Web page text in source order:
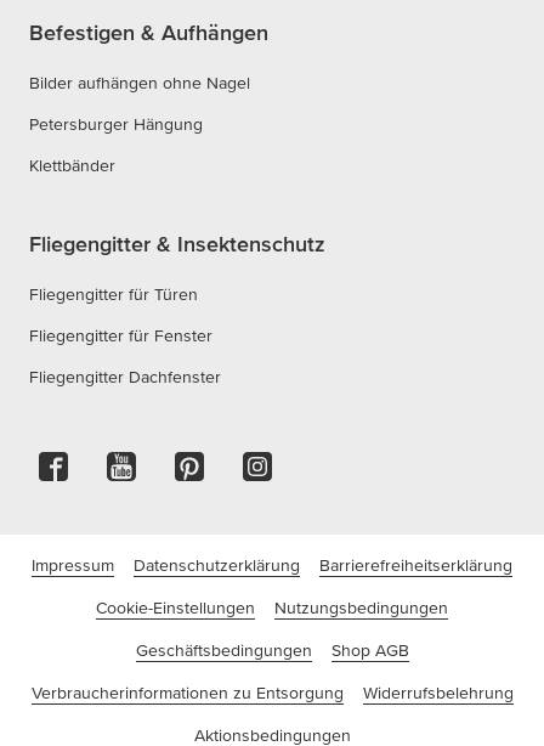
Befestigen & Aufhängen
Bilder aufhängen ohne Nagel
Petersburger Hängung
Klettbänder
Fliegengitter & Insektenschutz
Fliegengitter für Türen
Fliegengitter für Fenster
Fliegengitter Dachfenster
Impressum Datenschutzerklärung Barrierefreiheitserklärung
Cookie-Einstellungen Nutzungsbedingungen
Geschäftsbedingungen Shop AGB
Verbraucherinformationen zu Entsorgung Widerrufsbelehrung
Aktionsbedingungen